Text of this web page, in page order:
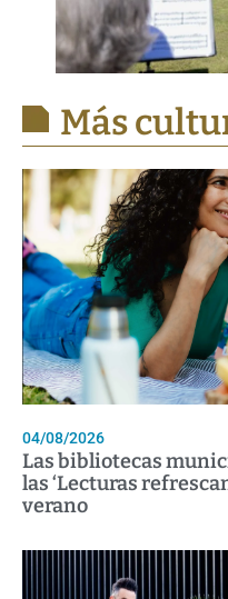
Más
04/08/2026
Las bibliotecas
las ‘Lecturas
verano